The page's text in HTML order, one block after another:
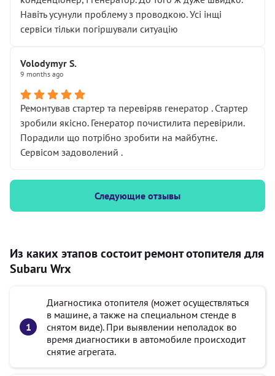
Навіть усунули проблему з проводкою. Усі інщі
сервіси тільки погіршували ситуацію
Volodymyr S.
9 months ago
Ремонтував стартер та перевіряв генератор . Стартер
зробили якісно. Генератор почистилита перевірили.
Порадили що потрібно зробити на майбутнє.
Сервісом задоволений .
Следующие отзывы
Из каких этапов состоит ремонт отопителя для
Subaru Wrx
Диагностика отопителя (может осуществляться
в машине, а также на специальном стенде в
снятом виде). При выявлении неполадок во
время диагностики в автомобиле происходит
снятие агрегата.